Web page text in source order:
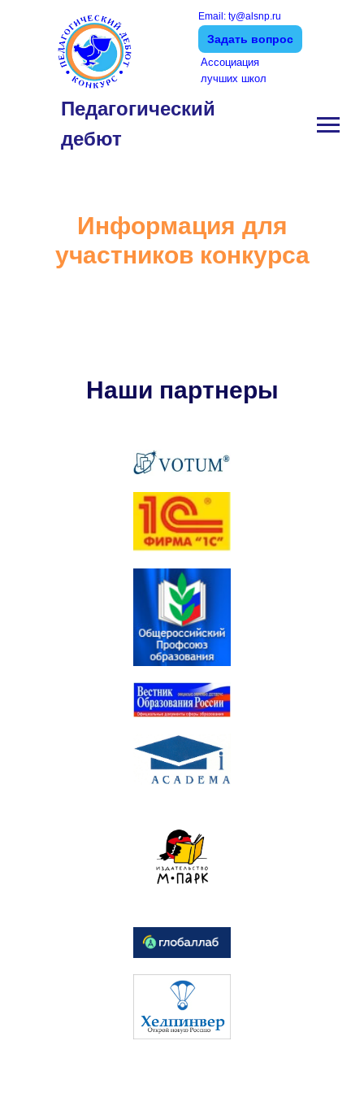
Педагогический
дебют
Email: ty@alsnp.ru
Задать вопрос
Ассоциация
лучших школ
Информация для
участников конкурса
Наши партнеры